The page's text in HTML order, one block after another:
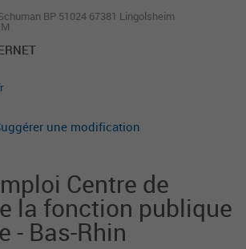
BP 51024 67381 Lingolsheim
une modification
Centre de
la fonction publique
- Bas-Rhin